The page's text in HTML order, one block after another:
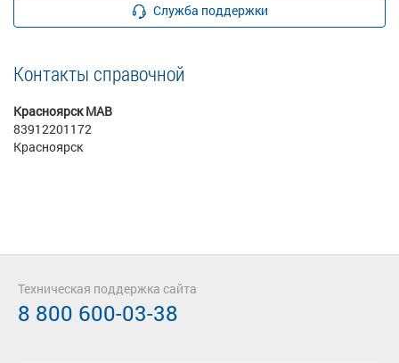
Служба поддержки
Контакты справочной
Красноярск МАВ
83912201172
Красноярск
Техническая поддержка сайта
8 800 600-03-38